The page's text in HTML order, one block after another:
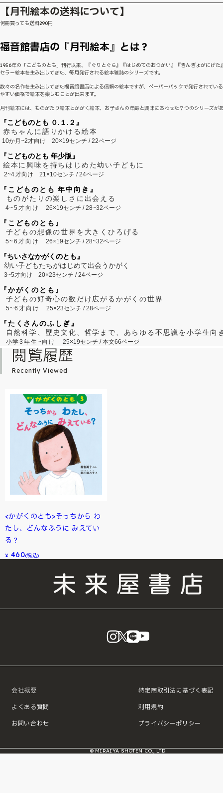
【月刊絵本の送料について】
何冊買っても送料290円
福音館書店の『月刊絵本』とは？
1956年の「こどものとも」刊行以来、『ぐりとぐら』『はじめてのおつかい』『きんぎょがにげた
セラー絵本を生み出してきた、毎月発行される絵本雑誌のシリーズです。
数々の名作を生み出してきた福音館書店による信頼の絵本ですが、ペーパーバックで発行されてい
やすい価格で絵本を楽しむことが出来ます。
月刊絵本には、ものがたり絵本とかがく絵本、お子さんの年齢と興味にあわせた７つのシリーズが
『こどものとも ０.１.２』
赤ちゃんに語りかける絵本
10か月~2才向け 20×19センチ / 22ページ
『こどものとも 年少版』
絵本に興味を持ちはじめた幼い子どもに
2~4才向け 21×10センチ / 24ページ
『こどものとも 年中向き』
ものがたりの楽しさに出会える
4~5才向け26×19センチ / 28~32ページ
『こどものとも』
子どもの想像の世界を大きくひろげる
5~6才向け26×19センチ / 28~32ページ
『ちいさなかがくのとも』
幼い子どもたちがはじめて出会うかがく
3~5才向け 20×23センチ / 24ページ
『かがくのとも』
子どもの好奇心の数だけ広がるかがくの世界
5~6才向け25×23センチ / 28ページ
『たくさんのふしぎ』
自然科学、歴史文化、哲学まで、あらゆる不思議を小学生向
小学3年生~向け 25×19センチ / 本文66ページ
閲覧履歴
Recently Viewed
<かがくのとも>そっちから わ
たし、どんなふうに みえてい
る？
¥ 460(税込)
instagram
X LINE
会社概要
よくある質問
お問い合わせ
特定商取引法に基づく表記
利用規約
プライバシーポリシー
© MIRAIYA SHOTEN CO., LTD.